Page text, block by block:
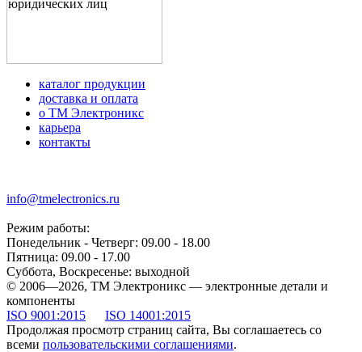
каталог продукции
доставка и оплата
о ТМ Электроникс
карьера
контакты
info@tmelectronics.ru
Режим работы:
Понедельник - Четверг: 09.00 - 18.00
Пятница: 09.00 - 17.00
Суббота, Воскресенье: выходной
© 2006—2026, ТМ Электроникс — электронные детали и
компоненты
ISO 9001:2015
ISO 14001:2015
Продолжая просмотр страниц сайта, Вы соглашаетесь со
всеми пользовательскими соглашениями.